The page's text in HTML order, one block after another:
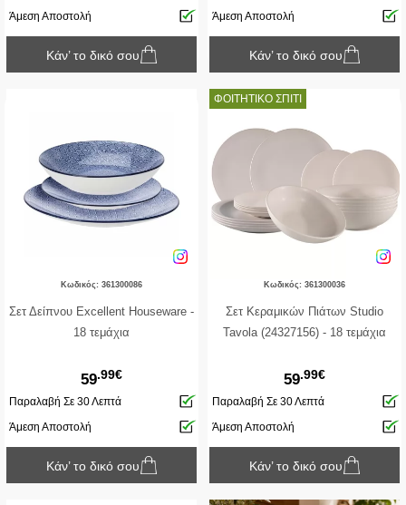
Άμεση Αποστολή
Κάν’ το δικό σου
Άμεση Αποστολή
Κάν’ το δικό σου
Κωδικός: 361300086
Σετ Δείπνου Excellent Houseware -
18 τεμάχια
59.99€
Παραλαβή Σε 30 Λεπτά
Άμεση Αποστολή
Κάν’ το δικό σου
ΦΟΙΤΗΤΙΚΟ ΣΠΙΤΙ
Κωδικός: 361300036
Σετ Κεραμικών Πιάτων Studio
Tavola (24327156) - 18 τεμάχια
59.99€
Παραλαβή Σε 30 Λεπτά
Άμεση Αποστολή
Κάν’ το δικό σου